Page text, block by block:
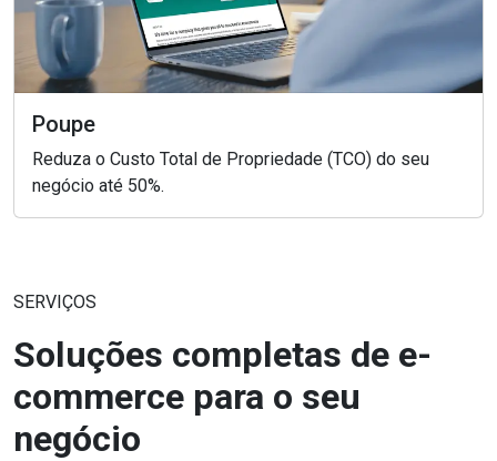
Poupe
Reduza o Custo Total de Propriedade (TCO) do seu
negócio até 50%.
SERVIÇOS
Soluções completas de e-
commerce para o seu
negócio